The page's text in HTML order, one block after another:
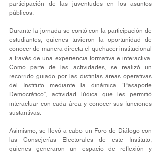
participación de las juventudes en los asuntos
públicos.
Durante la jornada se contó con la participación de
estudiantes, quienes tuvieron la oportunidad de
conocer de manera directa el quehacer institucional
a través de una experiencia formativa e interactiva.
Como parte de las actividades, se realizó un
recorrido guiado por las distintas áreas operativas
del Instituto mediante la dinámica “Pasaporte
Democrático”, actividad lúdica que les permitió
interactuar con cada área y conocer sus funciones
sustantivas.
Asimismo, se llevó a cabo un Foro de Diálogo con
las Consejerías Electorales de este Instituto,
quienes generaron un espacio de reflexión y